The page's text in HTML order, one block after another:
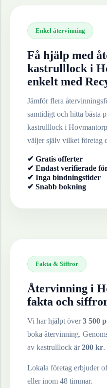
Enkel återvinning
Få hjälp med
kastrulllock i
enkelt med
Jämför flera
samtidigt och hitta bästa
kastrulllock i Hovmantorp
väljer själv vilket företag
✔ Gratis offerter
✔ Endast verifierade
✔ Inga bindningstider
✔ Snabb bokning
Fakta & Siffror
Återvinning i
fakta och
Vi har hjälpt över3 500
boka återvinning.
av kastrulllock är200 kr.
Lokala företag erbjuder
eller inom 48 timmar.